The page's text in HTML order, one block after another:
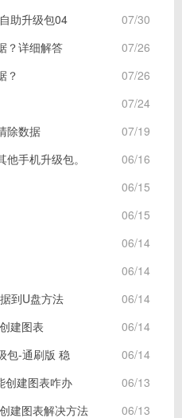
07/30
助升级包04
07/26
？详细解答
07/26
？
07/24
07/19
除数据
06/16
手机升级包。
06/15
06/15
06/14
06/14
06/14
到U盘方法
06/14
建图表
06/14
包-通刷版 稳
06/13
创建图表咋办
06/13
建图表解决方法